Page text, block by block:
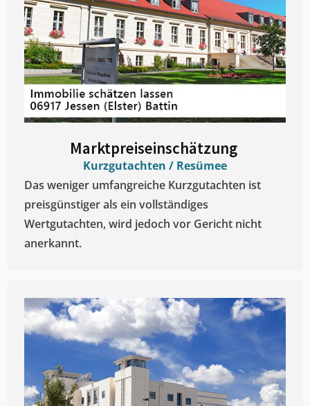
Marktpreiseinschätzung ​
Kurzgutachten / Resümee
Das weniger umfangreiche Kurzgutachten ist
preisgünstiger als ein vollständiges
Wertgutachten, wird jedoch vor Gericht nicht
anerkannt.